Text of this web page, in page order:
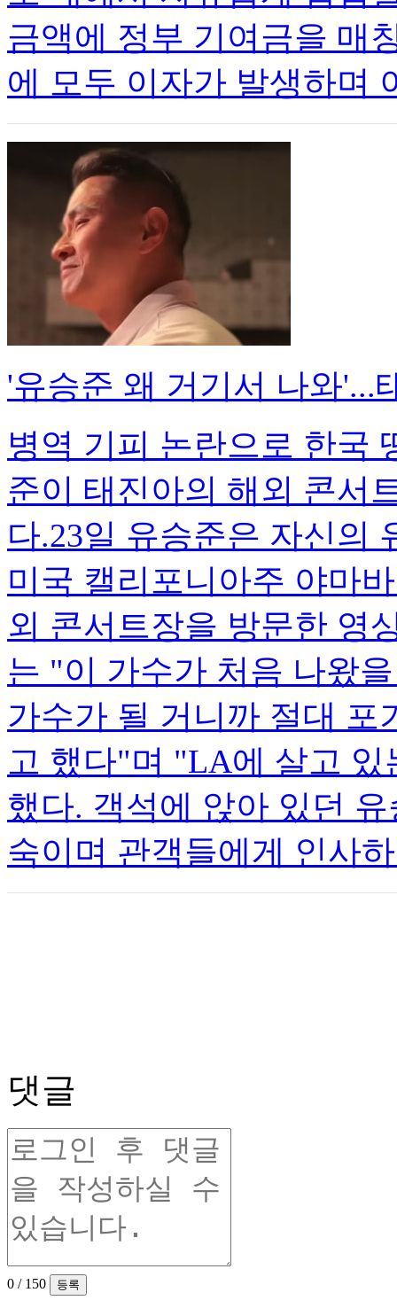
금액에 정부 기여금을 매
에 모두 이자가 발생하며
'유승준 왜 거기서 나와'...
병역 기피 논란으로 한국
준이 태진아의 해외 콘서
다.23일 유승준은 자신의
미국 캘리포니아주 야마
외 콘서트장을 방문한 영
는 "이 가수가 처음 나왔
가수가 될 거니까 절대 포
고 했다"며 "LA에 살고
했다. 객석에 앉아 있던
숙이며 관객들에게 인사
댓글
0 / 150